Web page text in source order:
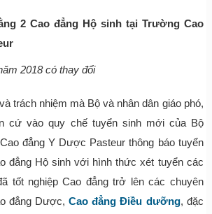
2 Cao đẳng Hộ sinh tại Trường Cao
2018 có thay đổi
trách nhiệm mà Bộ và nhân dân giáo phó,
cứ vào quy chế tuyển sinh mới của Bộ
đẳng Y Dược Pasteur thông báo tuyển
đẳng Hộ sinh với hình thức xét tuyển các
tốt nghiệp Cao đẳng trở lên các chuyên
đẳng Dược,Cao đẳng Điều dưỡng, đặc